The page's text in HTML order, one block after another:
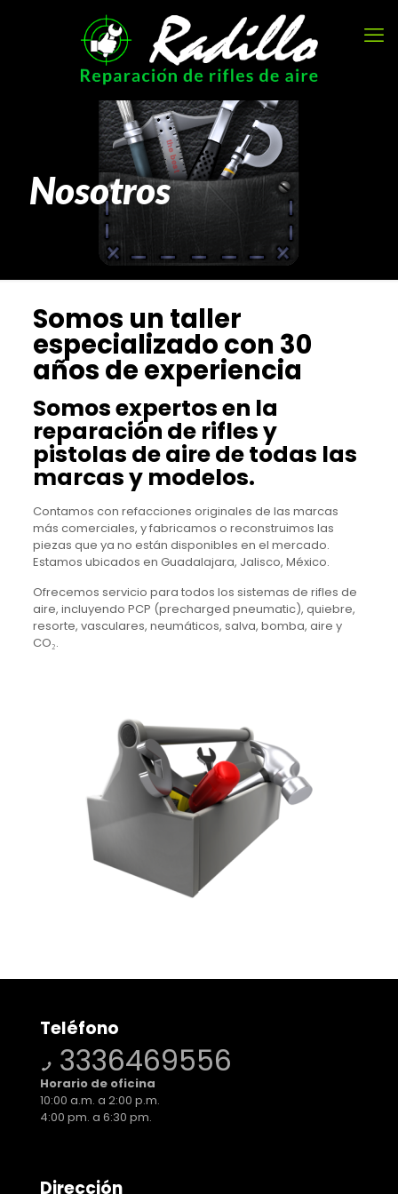
Nosotros
Somos un taller
especializado con 30
años de experiencia
Somos expertos en la
reparación de rifles y
pistolas de aire de todas las
marcas y modelos.
Contamos con refacciones originales de las marcas
más comerciales, y fabricamos o reconstruimos las
piezas que ya no están disponibles en el mercado.
Estamos ubicados en Guadalajara, Jalisco, México.
Ofrecemos servicio para todos los sistemas de rifles de
aire, incluyendo PCP (precharged pneumatic), quiebre,
resorte, vasculares, neumáticos, salva, bomba, aire y
CO₂.
Teléfono
3336469556
Horario de oficina
10:00 a.m. a 2:00 p.m.
4:00 pm. a 6:30 pm.
Dirección